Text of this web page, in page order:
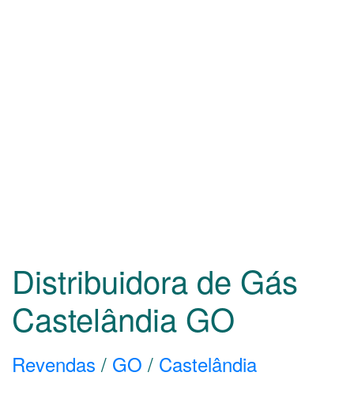
Distribuidora de Gás
Castelândia GO
Revendas / GO / Castelândia